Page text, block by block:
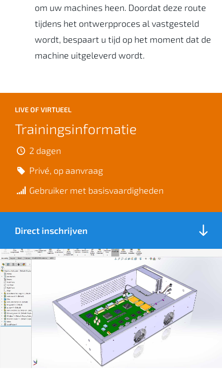
om uw machines heen. Doordat deze route
tijdens het ontwerpproces al vastgesteld
wordt, bespaart u tijd op het moment dat de
machine uitgeleverd wordt.
LIVE OF VIRTUEEL
Trainingsinformatie
2 dagen
Privé, op aanvraag
Gebruiker met basisvaardigheden
Direct inschrijven